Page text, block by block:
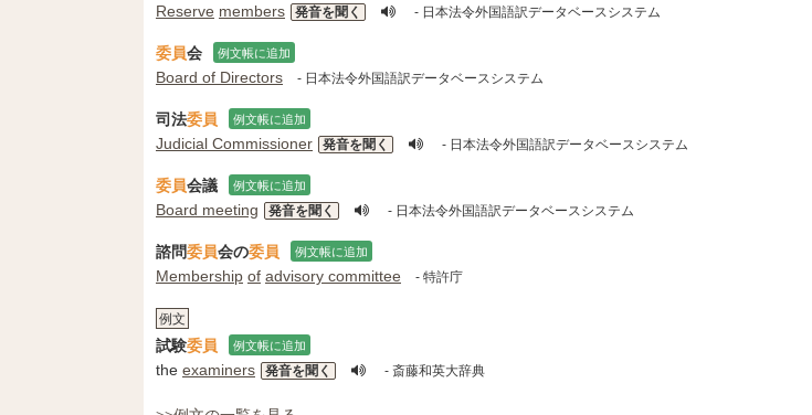
Reserve members 発音を聞く - 日本法令外国語訳データベースシステム
委員会 例文帳に追加
Board of Directors - 日本法令外国語訳データベースシステム
司法委員 例文帳に追加
Judicial Commissioner 発音を聞く - 日本法令外国語訳データベースシステム
委員会議 例文帳に追加
Board meeting 発音を聞く - 日本法令外国語訳データベースシステム
諮問委員会の委員 例文帳に追加
Membership of advisory committee - 特許庁
例文
試験委員 例文帳に追加
the examiners 発音を聞く - 斎藤和英大辞典